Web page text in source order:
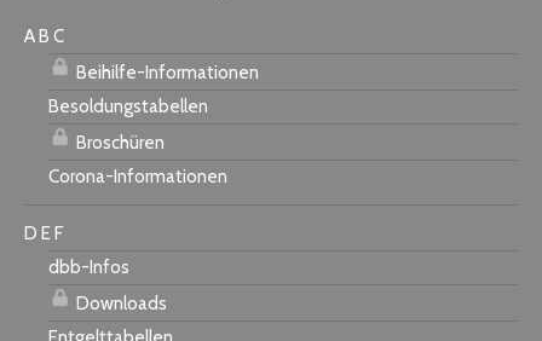
A B C
Beihilfe-Informationen
Besoldungstabellen
Broschüren
Corona-Informationen
D E F
dbb-Infos
Downloads